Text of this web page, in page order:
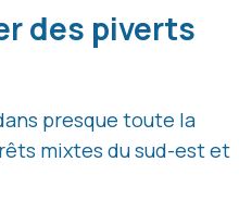
des piverts
presque toute la
mixtes du sud-est et